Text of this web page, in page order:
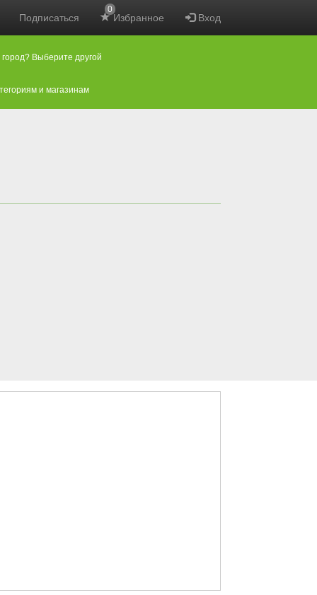
Подписаться Избранное
0
Вход
Выберите другой
и магазинам